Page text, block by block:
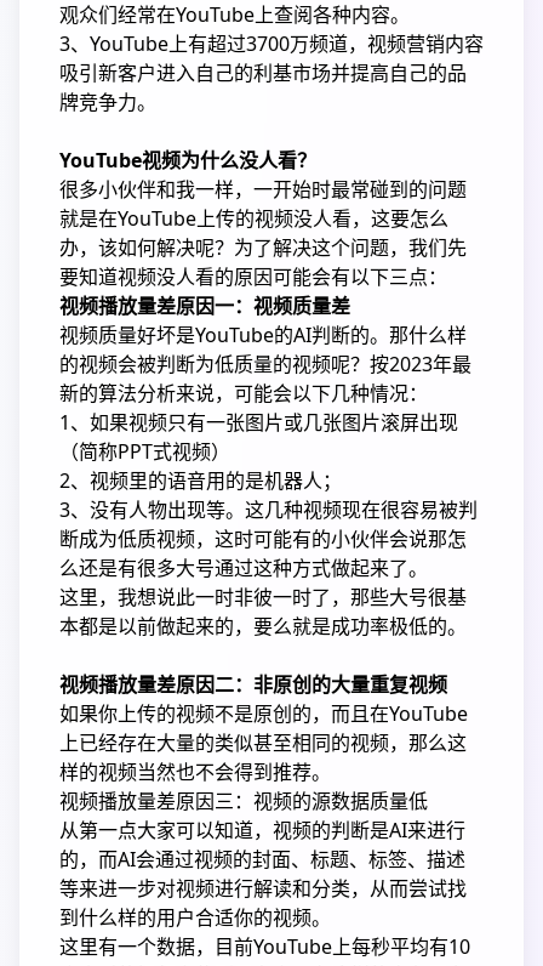
观众们经常在YouTube上查阅各种内容。
3、YouTube上有超过3700万频道，视频营销内容
吸引新客户进入自己的利基市场并提高自己的品
牌竞争力。
YouTube视频为什么没人看？
很多小伙伴和我一样，一开始时最常碰到的问题
就是在YouTube上传的视频没人看，这要怎么
办，该如何解决呢？为了解决这个问题，我们先
要知道视频没人看的原因可能会有以下三点：
视频播放量差原因一：视频质量差
视频质量好坏是YouTube的AI判断的。那什么样
的视频会被判断为低质量的视频呢？按2023年最
新的算法分析来说，可能会以下几种情况：
1、如果视频只有一张图片或几张图片滚屏出现
（简称PPT式视频）
2、视频里的语音用的是机器人；
3、没有人物出现等。这几种视频现在很容易被判
断成为低质视频，这时可能有的小伙伴会说那怎
么还是有很多大号通过这种方式做起来了。
这里，我想说此一时非彼一时了，那些大号很基
本都是以前做起来的，要么就是成功率极低的。
视频播放量差原因二：非原创的大量重复视频
如果你上传的视频不是原创的，而且在YouTube
上已经存在大量的类似甚至相同的视频，那么这
样的视频当然也不会得到推荐。
视频播放量差原因三：视频的源数据质量低
从第一点大家可以知道，视频的判断是AI来进行
的，而AI会通过视频的封面、标题、标签、描述
等来进一步对视频进行解读和分类，从而尝试找
到什么样的用户合适你的视频。
这里有一个数据，目前YouTube上每秒平均有10